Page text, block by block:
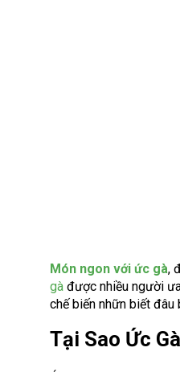
Món ngon với ức gà,
gà được nhiều người
chế biến nhữn biết
Tại Sao Ức